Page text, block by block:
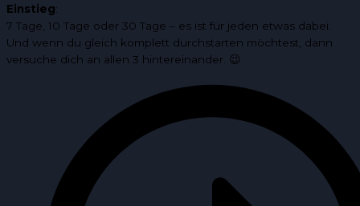
Einstieg:
7 Tage, 10 Tage oder 30 Tage – es ist für jeden etwas dabei.
Und wenn du gleich komplett durchstarten möchtest, dann
versuche dich an allen 3 hintereinander. 😉